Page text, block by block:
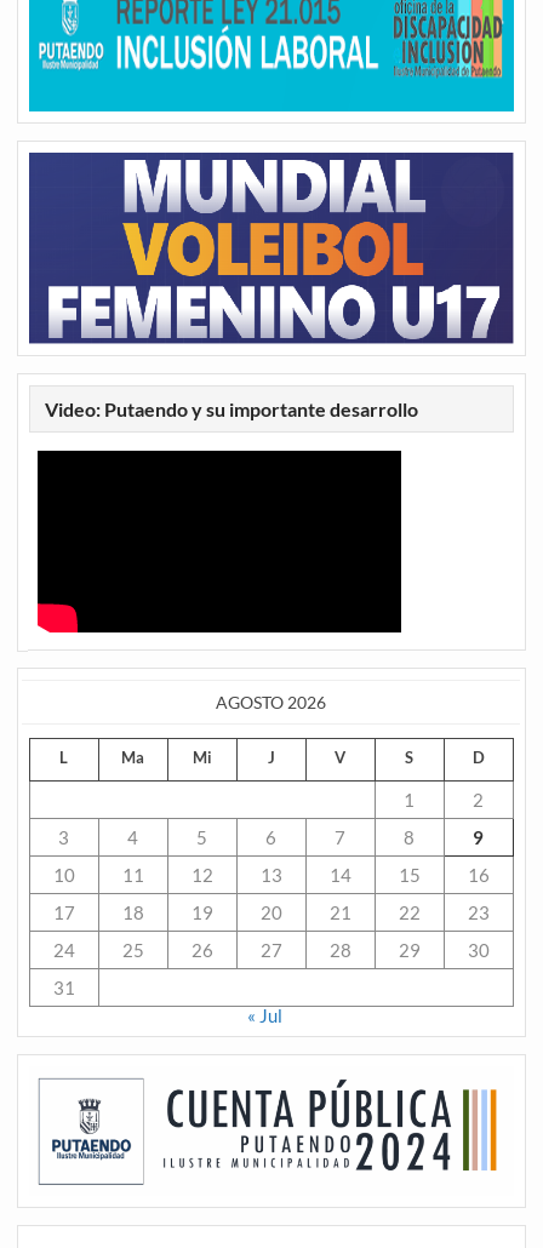
Video: Putaendo y su importante desarrollo
AGOSTO 2026
L Ma Mi J V S D
1
2
3
4 5 6 7 8
9
10
11 12 13 14 15
16
17
18 19 20 21 22
23
24
25 26 27 28 29
30
31
« Jul